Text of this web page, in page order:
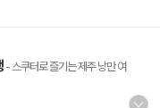
- 스쿠터로 즐기는 제주 낭만 여